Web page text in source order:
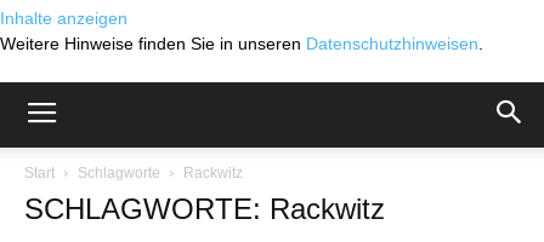
Inhalte anzeigen
Weitere Hinweise finden Sie in unseren Datenschutzhinweisen
Start Schlagworte Rackwitz
SCHLAGWORTE: Rackwitz